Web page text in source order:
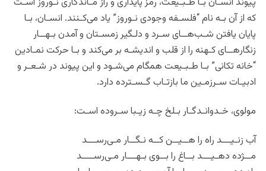
که از آن بـه نام “فلسـفه وجودی نـوروز” یاد می‌کـنند. انسـان، بـا
پایان یافتن شـب‌هــای سـرد و دلـگیر زمسـتان و آمدن بـهــار
زنگارهــای کـهنه را از قلب و اندیشـه بر می‌کند و بـا حرکت نمـادین
“خانه تکانی” بـا طـبـیعت همگام می‌شـود و این پیوند در شـعـر و
ادبیـات سـرزمـین ما بازتـاب گـسـترده دارد.
مولوی، خـدوانـدگـار بـلخ چـه زیـبا سـروده اسـت:
آب زنـیـــد راه را هــیــن کــه نـگــار مـی‌‌رســـد
مــژده دهـیـــد بــاغ را بــوی بـهـــار مـی‌‌رســــد